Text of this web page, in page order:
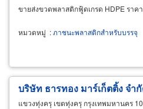
ขายส่งขวดพลาสติกฟู้ดเกรด HDPE ราค
หมวดหมู่ :ภาชนะพลาสติกสำหรับบรรจุ
บริษัท ธารทอง มาร์เก็ตติ้ง จำ
แขวงทุ่งครุ เขตทุ่งครุ กรุงเทพมหานคร